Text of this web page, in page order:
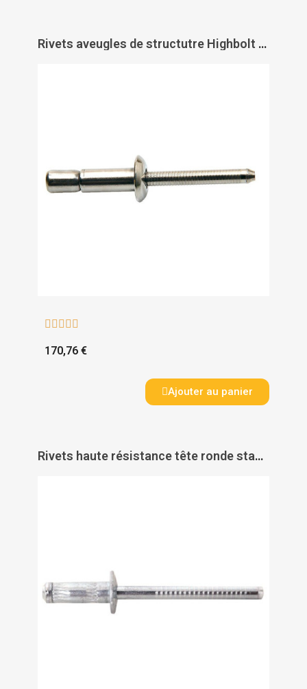
Rivets aveugles de structutre Highbolt tête ronde corps inox tige inox - DEGOMETAL
    
170,76 €
Ajouter au panier
Rivets haute résistance tête ronde standard acier Gomust - DEGOMETAL